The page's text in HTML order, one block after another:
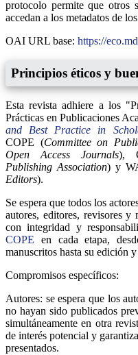
protocolo permite que otros
accedan a los metadatos de
OAI URL base: https://
Principios éticos y
Esta revista adhiere a los
Prácticas en Publicaciones
and Best Practice in
COPE (Committee on
Open Access Journals),
Publishing Association) y
Editors).
Se espera que todos los
autores, editores, revisores
con integridad y
COPE en cada etapa,
manuscritos hasta su edición
Compromisos específicos:
Autores: se espera que los
no hayan sido publicados
simultáneamente en otra
de interés potencial y
presentados.